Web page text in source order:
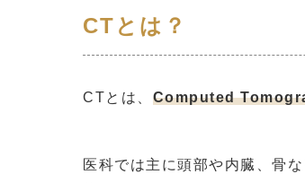
CTとは？
CTとは、 Computed
医科では主に頭部や内臓、骨